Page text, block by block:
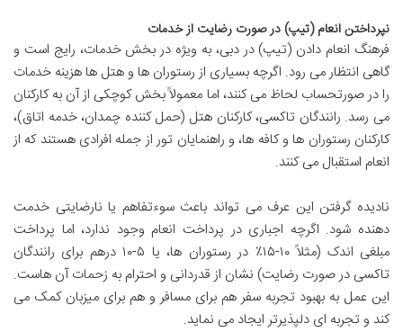
نپرداختن انعام (تیپ) در صورت رضایت از خدمات
فرهنگ انعام دادن (تیپ) در دبی، به ویژه در بخش خدمات، رایج است و
گاهی انتظار می رود. اگرچه بسیاری از رستوران ها و هتل ها هزینه خدمات
را در صورتحساب لحاظ می کنند، اما معمولاً بخش کوچکی از آن به کارکنان
می رسد. رانندگان تاکسی، کارکنان هتل (حمل کننده چمدان، خدمه اتاق)،
کارکنان رستوران ها و کافه ها، و راهنمایان تور از جمله افرادی هستند که از
انعام استقبال می کنند.
نادیده گرفتن این عرف می تواند باعث سوءتفاهم یا نارضایتی خدمت
دهنده شود. اگرچه اجباری در پرداخت انعام وجود ندارد، اما پرداخت
مبلغی اندک (مثلاً ۱۰-۱۵٪ در رستوران ها، یا ۵-۱۰ درهم برای رانندگان
تاکسی در صورت رضایت) نشان از قدردانی و احترام به زحمات آن هاست.
این عمل به بهبود تجربه سفر هم برای مسافر و هم برای میزبان کمک می
کند و تجربه ای دلپذیرتر ایجاد می نماید.